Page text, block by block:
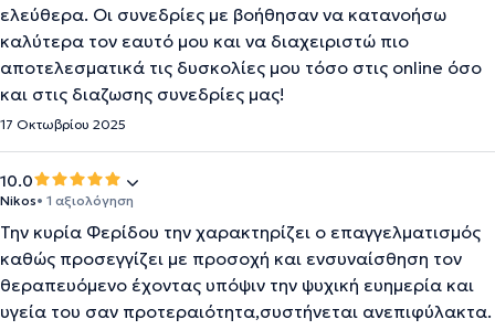
ελεύθερα. Οι συνεδρίες με βοήθησαν να κατανοήσω
καλύτερα τον εαυτό μου και να διαχειριστώ πιο
αποτελεσματικά τις δυσκολίες μου τόσο στις online όσο
και στις διαζωσης συνεδρίες μας!
17 Οκτωβρίου 2025
10.0
Nikos• 1 αξιολόγηση
Την κυρία Φερίδου την χαρακτηρίζει ο επαγγελματισμός
καθώς προσεγγίζει με προσοχή και ενσυναίσθηση τον
θεραπευόμενο έχοντας υπόψιν την ψυχική ευημερία και
υγεία του σαν προτεραιότητα,συστήνεται ανεπιφύλακτα.